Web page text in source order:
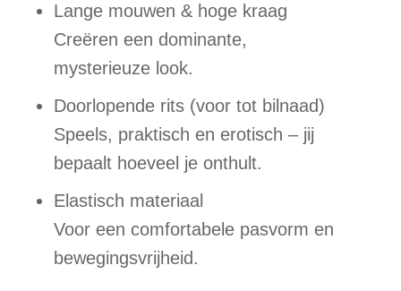
Lange mouwen & hoge kraag
Creëren een dominante,
mysterieuze look.
Doorlopende rits (voor tot bilnaad)
Speels, praktisch en erotisch – jij
bepaalt hoeveel je onthult.
Elastisch materiaal
Voor een comfortabele pasvorm en
bewegingsvrijheid.